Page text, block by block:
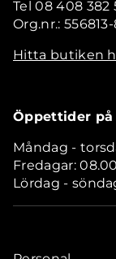
Tel 08 408 382
Org.nr.:
Hitta butiken
Öppettider på
Måndag -
Fredagar:
Lördag -